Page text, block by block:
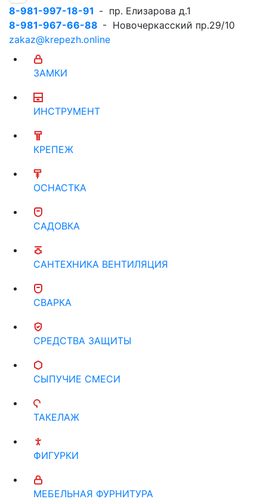
8-981-997-18-91 - пр. Елизарова д.1
8-981-967-66-88 - Новочеркасский пр.29/10
zakaz@krepezh.online
ЗАМКИ
ИНСТРУМЕНТ
КРЕПЕЖ
ОСНАСТКА
САДОВКА
САНТЕХНИКА ВЕНТИЛЯЦИЯ
СВАРКА
СРЕДСТВА ЗАЩИТЫ
СЫПУЧИЕ СМЕСИ
ТАКЕЛАЖ
ФИГУРКИ
МЕБЕЛЬНАЯ ФУРНИТУРА